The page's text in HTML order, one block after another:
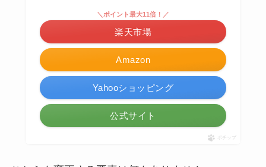
Amazon
＼ポイント最大11倍！／
楽天市場
Yahooショッピング
公式サイト
ポチップ